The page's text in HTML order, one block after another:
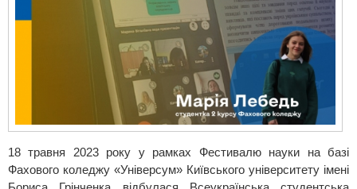
18 травня 2023 року у рамках Фестивалю науки на базі
Фахового коледжу «Універсум» Київського університету імені